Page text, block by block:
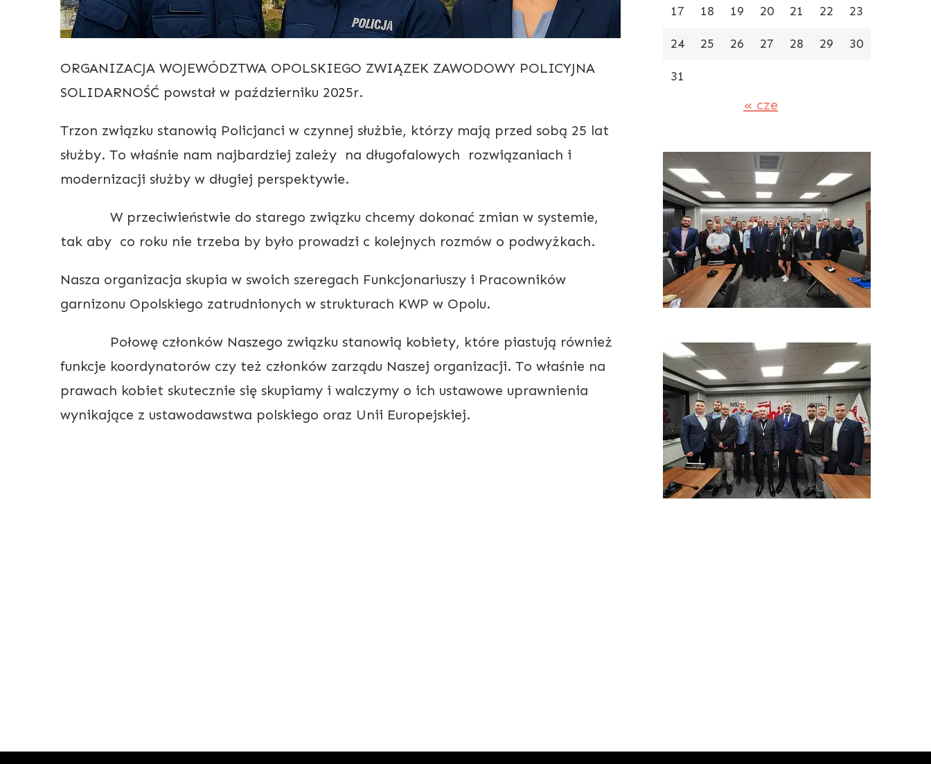
ORGANIZACJA WOJEWÓDZTWA OPOLSKIEGO ZWIĄZEK ZAWODOWY POLICYJNA
SOLIDARNOŚĆ powstał w październiku 2025r.
Trzon związku stanowią Policjanci w czynnej służbie, którzy mają przed sobą 25 lat
służby. To właśnie nam najbardziej zależy na długofalowych rozwiązaniach i
modernizacji służby w długiej perspektywie.
W przeciwieństwie do starego związku chcemy dokonać zmian w systemie,
tak aby co roku nie trzeba by było prowadzi c kolejnych rozmów o podwyżkach.
Nasza organizacja skupia w swoich szeregach Funkcjonariuszy i Pracowników
garnizonu Opolskiego zatrudnionych w strukturach KWP w Opolu.
Połowę członków Naszego związku stanowią kobiety, które piastują również
funkcje koordynatorów czy też członków zarządu Naszej organizacji. To właśnie na
prawach kobiet skutecznie się skupiamy i walczymy o ich ustawowe uprawnienia
wynikające z ustawodawstwa polskiego oraz Unii Europejskiej.
17 18 19 20 21 22 23
24 25 26 27 28 29 30
31
« cze